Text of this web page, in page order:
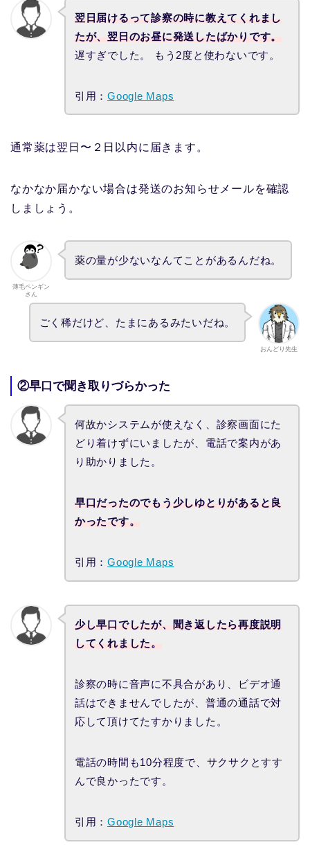
翌日届けるって診察の時に教えてくれまし
たが、翌日のお昼に発送したばかりです。
遅すぎでした。 もう2度と使わないです。
引用：Google Maps
通常薬は翌日〜２日以内に届きます。
なかなか届かない場合は発送のお知らせメールを確認
しましょう。
薄毛ペンギン
さん
薬の量が少ないなんてことがあるんだね。
おんどり先生
ごく稀だけど、たまにあるみたいだね。
②早口で聞き取りづらかった
何故かシステムが使えなく、診察画面にた
どり着けずにいましたが、電話で案内があ
り助かりました。
早口だったのでもう少しゆとりがあると良
かったです。
引用：Google Maps
少し早口でしたが、聞き返したら再度説明
してくれました。
診察の時に音声に不具合があり、ビデオ通
話はできませんでしたが、普通の通話で対
応して頂けてたすかりました。
電話の時間も10分程度で、サクサクとすす
んで良かったです。
引用：Google Maps